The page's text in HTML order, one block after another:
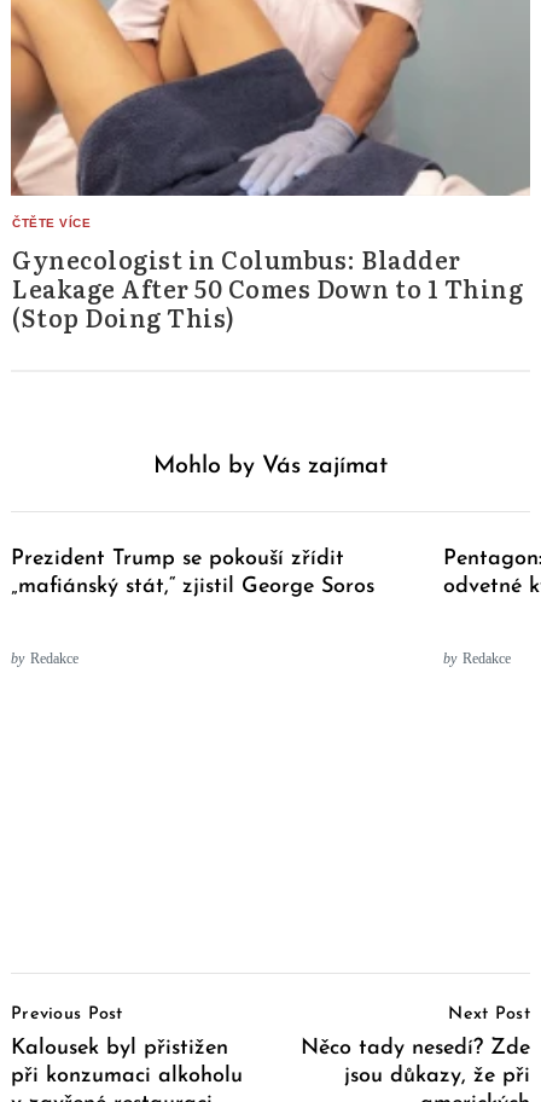
Gynecologist in Columbus: Bladder
Leakage After 50 Comes Down to 1 Thing
(Stop Doing This)
Mohlo by Vás zajímat
Prezident Trump se pokouší zřídit
„mafiánský stát,“ zjistil George Soros
by Redakce
odvetné
by Redakce
Navigation
Previous Post
Kalousek byl přistižen
při konzumaci alkoholu
Next Post
Něco tady nesedí? Zde
jsou důkazy, že při